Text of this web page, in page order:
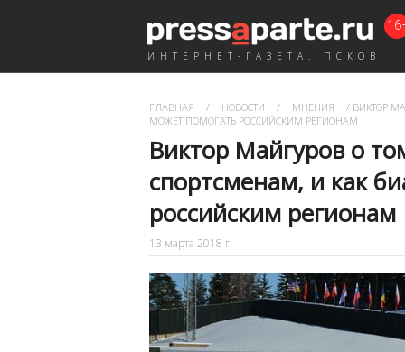
ИНТЕРНЕТ-ГАЗЕТА. ПСКОВ
ГЛАВНАЯ / НОВОСТИ / МНЕНИЯ / ВИКТОР
МОЖЕТ ПОМОГАТЬ РОССИЙСКИМ РЕГИОНАМ
Виктор Майгуров о
спортсменам, и как
российским регионам
13 марта 2018 г.